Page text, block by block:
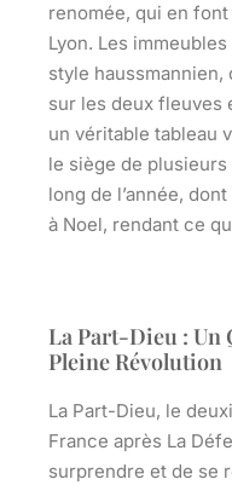
renomée, qui en
Lyon. Les
style
sur les deux fleuves
un véritable tableau
le siège de
long de l’année,
à Noel, rendant ce
La Part-Dieu : Un
Pleine Révolution
La Part-Dieu, le
France après La
surprendre et de se